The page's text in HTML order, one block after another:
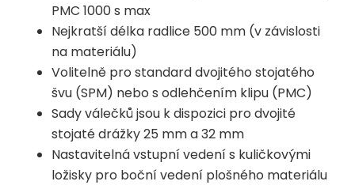
PMC 1000 s max
Nejkratší délka radlice 500 mm (v závislosti
na materiálu)
Volitelně pro standard dvojitého stojatého
švu (SPM) nebo s odlehčením klipu (PMC)
Sady válečků jsou k dispozici pro dvojité
stojaté drážky 25 mm a 32 mm
Nastavitelná vstupní vedení s kuličkovými
ložisky pro boční vedení plošného materiálu